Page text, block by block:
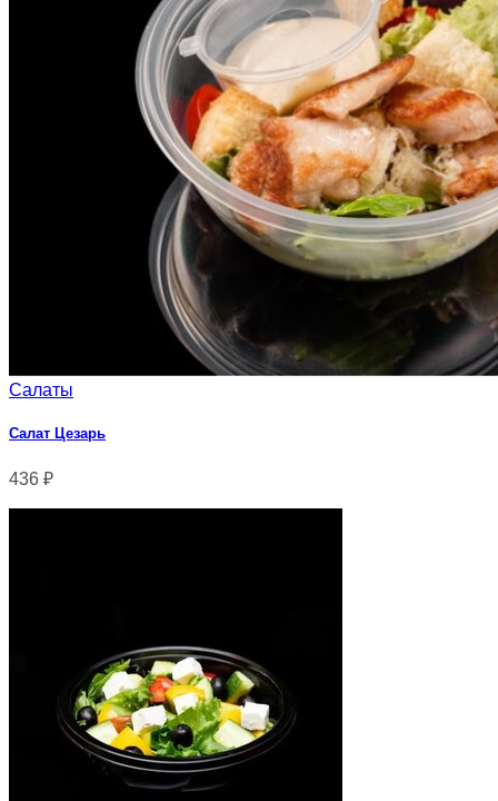
Салаты
Салат Цезарь
436 ₽